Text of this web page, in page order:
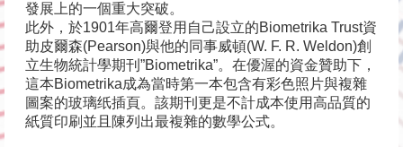
發展上的一個重大突破。
此外，於1901年高爾登用自己設立的Biometrika Trust資
助皮爾森(Pearson)與他的同事威頓(W. F. R. Weldon)創
立生物統計學期刊”Biometrika”。在優渥的資金贊助下，
這本Biometrika成為當時第一本包含有彩色照片與複雜
圖案的玻璃纸插頁。該期刊更是不計成本使用高品質的
紙質印刷並且陳列出最複雜的數學公式。